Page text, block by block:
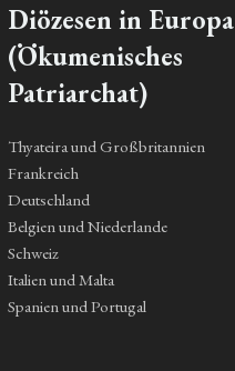
Diözesen in Europa
(Ökumenisches
Patriarchat)
Thyateira und Großbritannien
Frankreich
Deutschland
Belgien und Niederlande
Schweiz
Italien und Malta
Spanien und Portugal